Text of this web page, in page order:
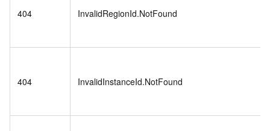
404 InvalidRegionId.NotFound
404 InvalidInstanceId.NotFound